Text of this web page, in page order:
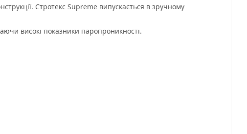
Стротекс Supreme випускається в зручному
високі показники паропроникності.